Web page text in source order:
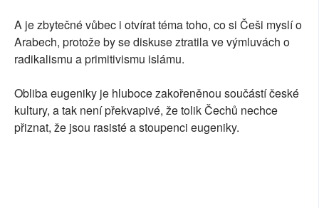
A je zbytečné vůbec i otvírat téma toho, co si Češi myslí o
Arabech, protože by se diskuse ztratila ve výmluvách o
radikalismu a primitivismu islámu.
Obliba eugeniky je hluboce zakořeněnou součástí české
kultury, a tak není překvapivé, že tolik Čechů nechce
přiznat, že jsou rasisté a stoupenci eugeniky.